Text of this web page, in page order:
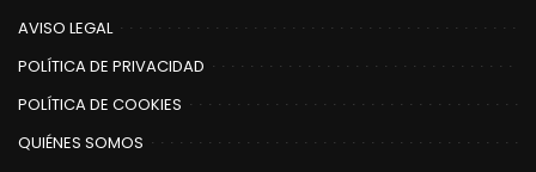
AVISO LEGAL
POLÍTICA DE PRIVACIDAD
POLÍTICA DE COOKIES
QUIÉNES SOMOS